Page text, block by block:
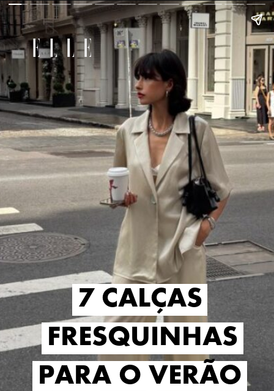
7 CALÇAS
FRESQUINHAS
PARA O VERÃO
7 CALÇAS
FRESQUINHAS
PARA O VERÃO